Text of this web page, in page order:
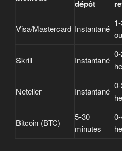
dépôt
Visa/Mastercard Instantané
Skrill Instantané
Neteller Instantané
Bitcoin (BTC)
5-30
minutes